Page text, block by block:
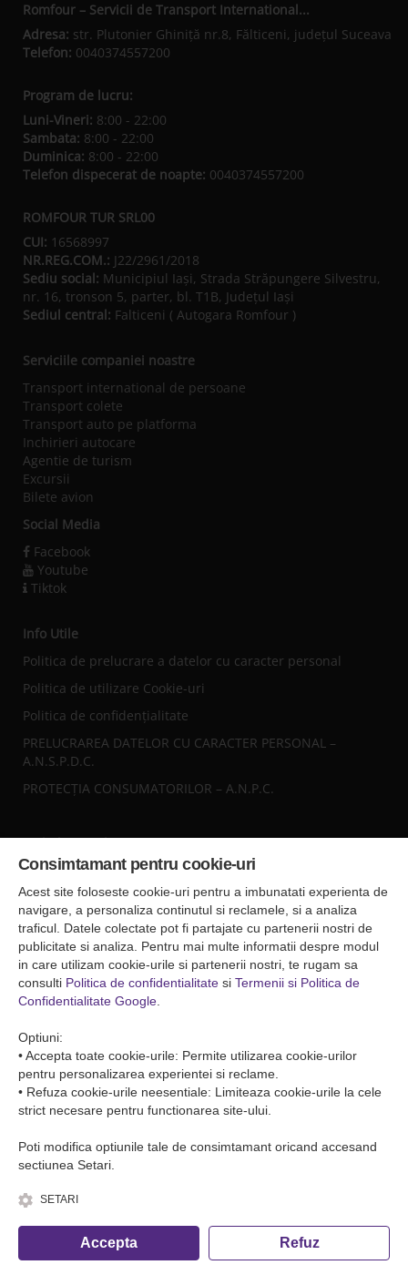
Fa o rezervare telefonica
Romfour – Servicii de Transport International...
Adresa: str. Plutonier Ghiniţă nr.8, Fălticeni, judeţul Suceava
Telefon: 0040374557200
Program de lucru:
Luni-Vineri: 8:00 - 22:00
Sambata: 8:00 - 22:00
Duminica: 8:00 - 22:00
Telefon dispecerat de noapte: 0040374557200
ROMFOUR TUR SRL00
CUI: 16568997
NR.REG.COM.: J22/2961/2018
Sediu social: Municipiul Iaşi, Strada Străpungere Silvestru,
nr. 16, tronson 5, parter, bl. T1B, Județul Iaşi
Sediul central: Falticeni ( Autogara Romfour )
Serviciile companiei noastre
Transport international de persoane
Transport colete
Transport auto pe platforma
Inchirieri autocare
Agentie de turism
Excursii
Bilete avion
Social Media
Facebook
Youtube
Tiktok
Info Utile
Politica de prelucrare a datelor cu caracter personal
Politica de utilizare Cookie-uri
Politica de confidențialitate
PRELUCRAREA DATELOR CU CARACTER PERSONAL –
A.N.S.P.D.C.
PROTECȚIA CONSUMATORILOR – A.N.P.C.
Sediul central
Falticeni ( Autogara Romfour )
str. Plutonier Ghiniţă nr.8, Fălticeni, judeţul Suceava
0040374557200
Condiții de Transport
Condițiile de transport colete
Condițiile de transport persone
© Copyright 2026 Romfour-Tur S.R.L. J22/2961/2018
Consimtamant pentru cookie-uri
Acest site foloseste cookie-uri pentru a imbunatati experienta de
navigare, a personaliza continutul si reclamele, si a analiza
traficul. Datele colectate pot fi partajate cu partenerii nostri de
publicitate si analiza. Pentru mai multe informatii despre modul
in care utilizam cookie-urile si partenerii nostri, te rugam sa
consulti Politica de confidentialitate si Termenii si Politica de
Confidentialitate Google
Optiuni:
• Accepta toate cookie-urile: Permite utilizarea cookie-urilor
pentru personalizarea experientei si reclame.
• Refuza cookie-urile neesentiale: Limiteaza cookie-urile la cele
strict necesare pentru functionarea site-ului.
Poti modifica optiunile tale de consimtamant oricand accesand
sectiunea Setari.
SETARI
Accepta Refuz